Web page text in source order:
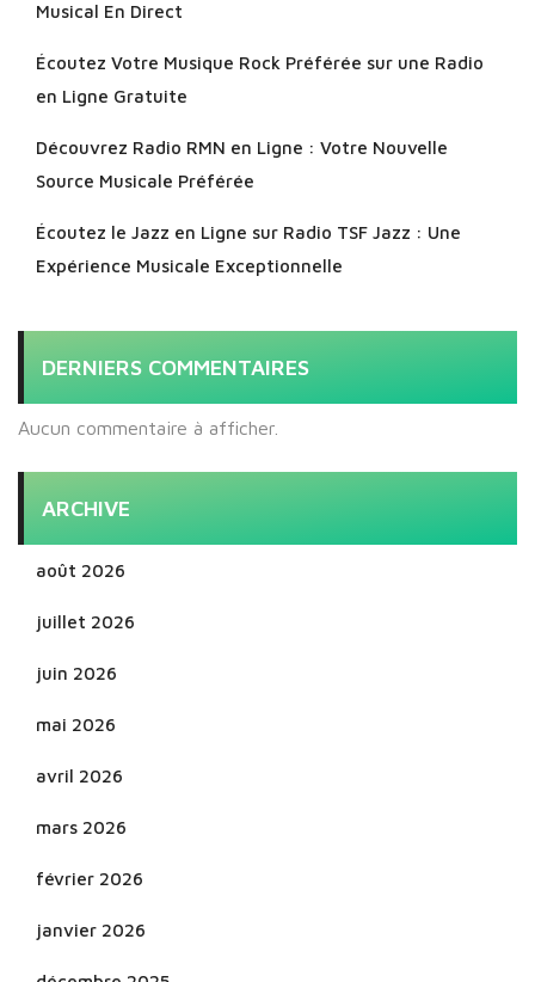
Musical En Direct
Écoutez Votre Musique Rock Préférée sur une Radio
en Ligne Gratuite
Découvrez Radio RMN en Ligne : Votre Nouvelle
Source Musicale Préférée
Écoutez le Jazz en Ligne sur Radio TSF Jazz : Une
Expérience Musicale Exceptionnelle
DERNIERS COMMENTAIRES
Aucun commentaire à afficher.
ARCHIVE
août 2026
juillet 2026
juin 2026
mai 2026
avril 2026
mars 2026
février 2026
janvier 2026